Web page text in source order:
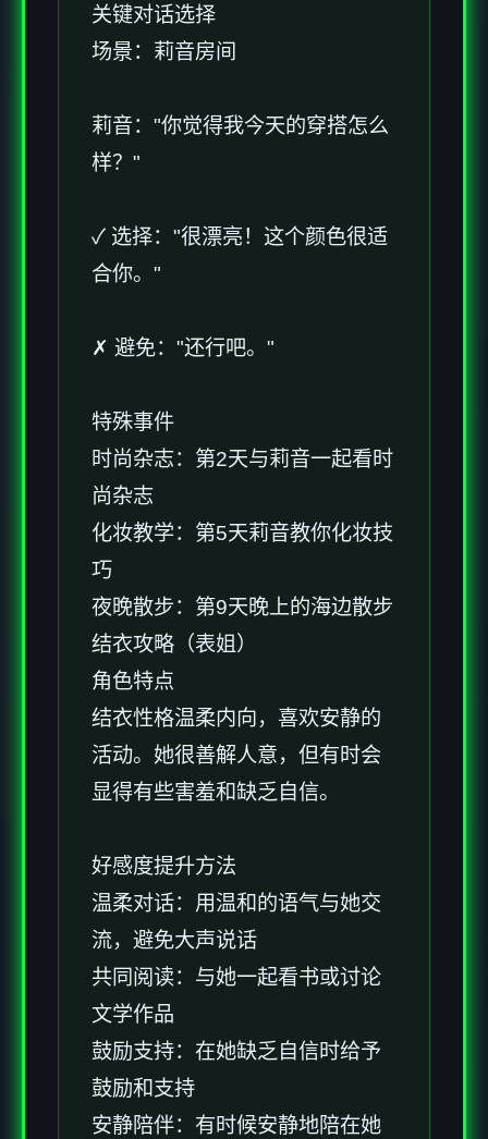
关键对话选择
场景：莉音房间
莉音："你觉得我今天的穿搭怎么
样？"
✓ 选择："很漂亮！这个颜色很适
合你。"
✗ 避免："还行吧。"
特殊事件
时尚杂志：第2天与莉音一起看时
尚杂志
化妆教学：第5天莉音教你化妆技
巧
夜晚散步：第9天晚上的海边散步
结衣攻略（表姐）
角色特点
结衣性格温柔内向，喜欢安静的
活动。她很善解人意，但有时会
显得有些害羞和缺乏自信。
好感度提升方法
温柔对话：用温和的语气与她交
流，避免大声说话
共同阅读：与她一起看书或讨论
文学作品
鼓励支持：在她缺乏自信时给予
鼓励和支持
安静陪伴：有时候安静地陪在她